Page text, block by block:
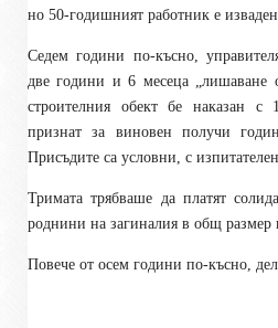
но 50-годишният работник е изваден
Седем години по-късно,
две години и 6 месеца „лишаване
строителния обект бе наказан с
признат за виновен получи
Присъдите са условни, с
Тримата трябваше да платят
роднини на загиналия в общ размер
Повече от осем години по-късно,